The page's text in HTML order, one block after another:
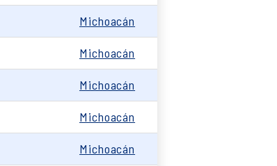
Michoacán
Michoacán
Michoacán
Michoacán
Michoacán